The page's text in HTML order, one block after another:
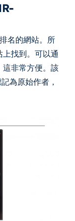
名的網站。所
找到。可以通
非常方便。該
為原始作者，